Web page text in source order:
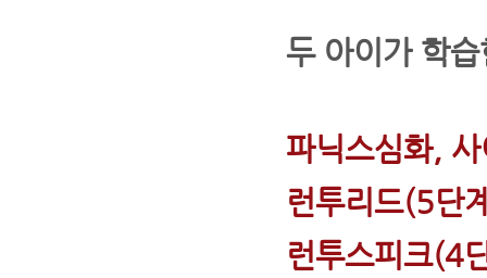
두 아이가 학
파닉스심화,
런투리드(5단
런투스피크(4